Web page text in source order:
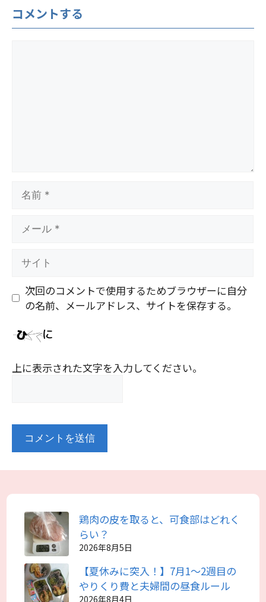
コメントする
次回のコメントで使用するためブラウザーに自分
の名前、メールアドレス、サイトを保存する。
上に表示された文字を入力してください。
鶏肉の皮を取ると、可食部はどれく
らい？
2026年8月5日
【夏休みに突入！】7月1～2週目の
やりくり費と夫婦間の昼食ルール
2026年8月4日